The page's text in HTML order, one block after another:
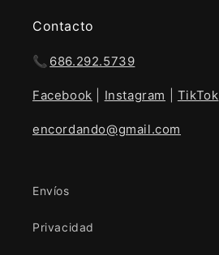
Contacto
📞 686.292.5739
Facebook Instagram TikTok
encordando@gmail.com
Envíos
Privacidad